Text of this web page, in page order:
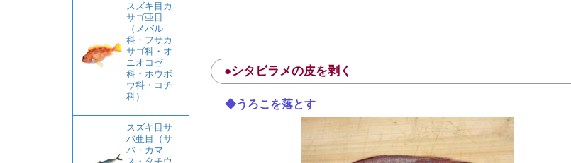
●シタビラメの皮を剥く
◆うろこを落とす
スズキ目カ
サゴ亜目
（メバル
科・フサカ
サゴ科・オ
ニオコゼ
科・ホウボ
ウ科・コチ
科）
スズキ目サ
バ亜目（サ
バ・カマ